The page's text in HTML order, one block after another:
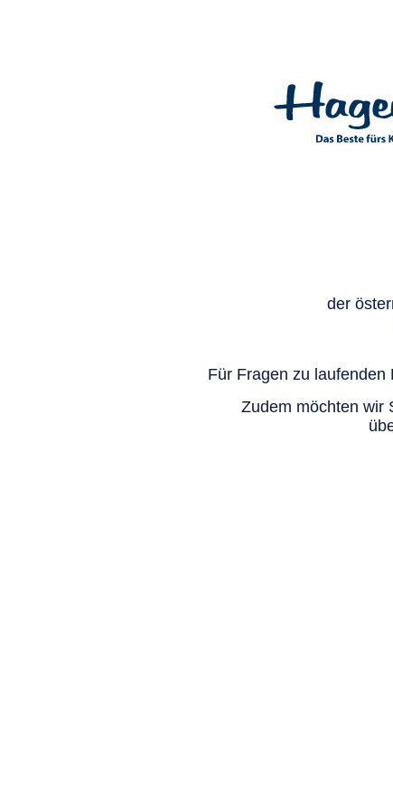
der
Für Fragen zu
Zudem möchten wir